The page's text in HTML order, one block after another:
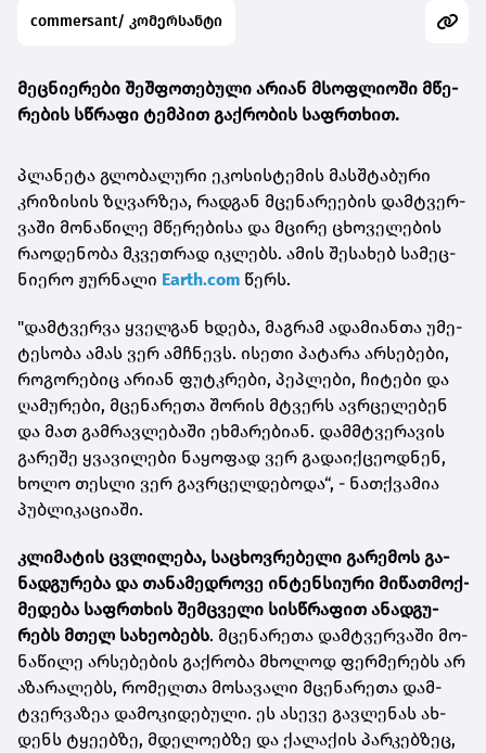
commersant/ კომერსანტი
მეც­ნი­ე­რე­ბი შეშ­ფო­თე­ბუ­ლი არი­ან მსოფ­ლი­ო­ში მწე­
რე­ბის სწრა­ფი ტემ­პით გაქ­რო­ბის საფრ­თხით.
პლა­ნე­ტა გლო­ბა­ლუ­რი ეკო­სის­ტე­მის მას­შტა­ბუ­რი
კრი­ზი­სის ზღვარ­ზეა, რად­გან მცე­ნა­რე­ე­ბის დამ­ტვერ­
ვა­ში მო­ნა­წი­ლე მწე­რე­ბი­სა და მცი­რე ცხო­ვე­ლე­ბის
რა­ო­დე­ნო­ბა მკვეთ­რად იკ­ლებს. ამის შე­სა­ხებ სა­მეც­
ნი­ე­რო ჟურ­ნა­ლი Earth.com წერს.
"დამ­ტვერ­ვა ყველ­გან ხდე­ბა, მაგ­რამ ადა­მი­ან­თა უმე­
ტე­სო­ბა ამას ვერ ამ­ჩნევს. ისე­თი პა­ტა­რა არ­სე­ბე­ბი,
რო­გო­რე­ბიც არი­ან ფუტკრე­ბი, პეპ­ლე­ბი, ჩი­ტე­ბი და
ღა­მუ­რე­ბი, მცე­ნა­რე­თა შო­რის მტვერს ავ­რცე­ლე­ბენ
და მათ გამ­რავ­ლე­ბა­ში ეხ­მა­რე­ბი­ან. დამმტვე­რა­ვის
გა­რე­შე ყვა­ვი­ლე­ბი ნა­ყო­ფად ვერ გა­და­იქ­ცე­ოდ­ნენ,
ხოლო თეს­ლი ვერ გავ­რცელ­დე­ბო­და“, - ნათ­ქვა­მია
პუბ­ლი­კა­ცი­ა­ში.
კლი­მა­ტის ცვლი­ლე­ბა, სა­ცხოვ­რე­ბე­ლი გა­რე­მოს გა­
ნად­გუ­რე­ბა და თა­ნა­მედ­რო­ვე ინ­ტენ­სი­უ­რი მი­წათ­მოქ­
მე­დე­ბა საფრ­თხის შემ­ცვე­ლი სის­წრა­ფით ანად­გუ­
რებს მთელ სა­ხე­ო­ბებს. მცე­ნა­რე­თა დამ­ტვერ­ვა­ში მო­
ნა­წი­ლე არ­სე­ბე­ბის გაქ­რო­ბა მხო­ლოდ ფერ­მე­რებს არ
აზა­რა­ლებს, რო­მელ­თა მო­სა­ვა­ლი მცე­ნა­რე­თა დამ­
ტვერ­ვა­ზეა და­მო­კი­დე­ბუ­ლი. ეს ასე­ვე გავ­ლე­ნას ახ­
დენს ტყე­ებ­ზე, მდე­ლო­ებ­ზე და ქა­ლა­ქის პარ­კებ­ზეც,